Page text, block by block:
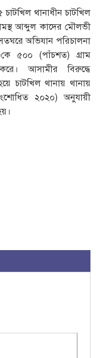
থানাধীন চাটখিল
আব্দুল কাদের মৌলভী
অভিযান পরিচালনা
৫০০ (পাঁচশত) গ্রাম
আসামীর বিরুদ্ধে
চাটখিল থানায় থানায়
২০২০) অনুযায়ী